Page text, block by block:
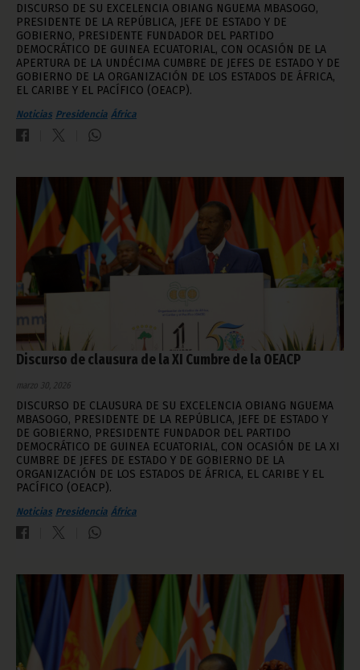
DISCURSO DE SU EXCELENCIA OBIANG NGUEMA MBASOGO,
PRESIDENTE DE LA REPÚBLICA, JEFE DE ESTADO Y DE
GOBIERNO, PRESIDENTE FUNDADOR DEL PARTIDO
DEMOCRÁTICO DE GUINEA ECUATORIAL, CON OCASIÓN DE LA
APERTURA DE LA UNDÉCIMA CUMBRE DE JEFES DE ESTADO Y DE
GOBIERNO DE LA ORGANIZACIÓN DE LOS ESTADOS DE ÁFRICA,
EL CARIBE Y EL PACÍFICO (OEACP).
Noticias Presidencia África
Discurso de clausura de la XI Cumbre de la OEACP
marzo 30, 2026
DISCURSO DE CLAUSURA DE SU EXCELENCIA OBIANG NGUEMA
MBASOGO, PRESIDENTE DE LA REPÚBLICA, JEFE DE ESTADO Y
DE GOBIERNO, PRESIDENTE FUNDADOR DEL PARTIDO
DEMOCRÁTICO DE GUINEA ECUATORIAL, CON OCASIÓN DE LA XI
CUMBRE DE JEFES DE ESTADO Y DE GOBIERNO DE LA
ORGANIZACIÓN DE LOS ESTADOS DE ÁFRICA, EL CARIBE Y EL
PACÍFICO (OEACP).
Noticias Presidencia África